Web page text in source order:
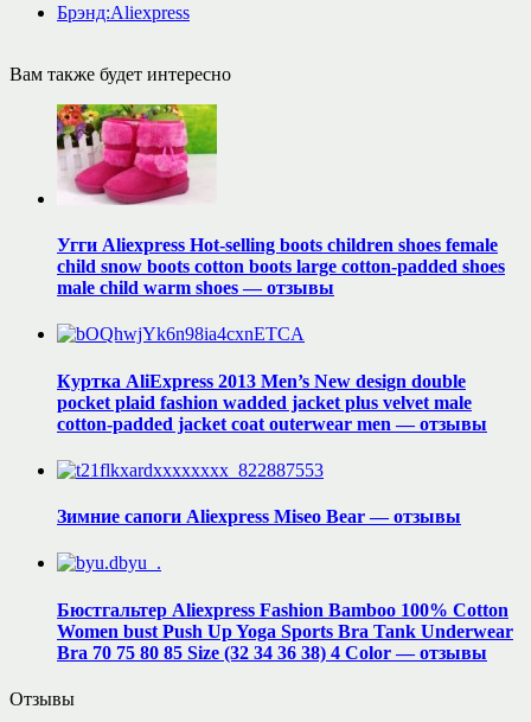
Брэнд:Aliexpress
Вам также будет интересно
Угги Aliexpress Hot-selling boots children shoes female
child snow boots cotton boots large cotton-padded shoes
male child warm shoes — отзывы
Куртка AliExpress 2013 Men’s New design double
pocket plaid fashion wadded jacket plus velvet male
cotton-padded jacket coat outerwear men — отзывы
Зимние сапоги Aliexpress Miseo Bear — отзывы
Бюстгальтер Aliexpress Fashion Bamboo 100% Cotton
Women bust Push Up Yoga Sports Bra Tank Underwear
Bra 70 75 80 85 Size (32 34 36 38) 4 Color — отзывы
Отзывы